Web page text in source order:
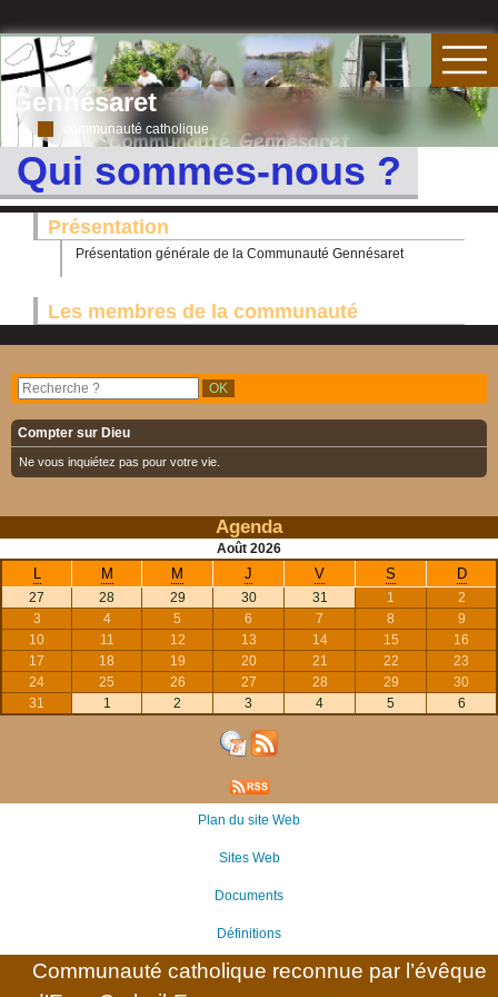
Gennésaret
communauté catholique
Qui sommes-nous ?
Présentation
Présentation générale de la Communauté Gennésaret
Les membres de la communauté
Compter sur Dieu
Ne vous inquiétez pas pour votre vie.
Agenda
Août 2026
L M M J V S D
27 28 29 30 31 1
2
3
4 5 6 7 8
9
10
11 12 13 14 15
16
17
18 19 20 21 22
23
24
25 26 27 28 29
30
31
1 2 3 4 5 6
Plan du site Web
Sites Web
Documents
Définitions
Communauté catholique reconnue par l’évêque